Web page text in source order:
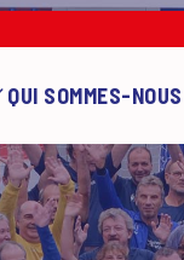
QUI SOMMES-